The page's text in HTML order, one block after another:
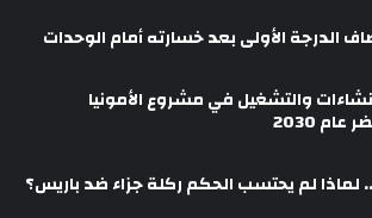
الدرجة الأولى بعد خسارته أمام الوحدات
والتشغيل في مشروع الأمونيا
2030
لم يحتسب الحكم ركلة جزاء ضد باريس؟